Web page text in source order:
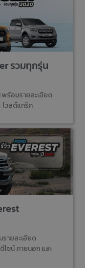
รวมทุกรุ่น
พร้อมรายละเอียด
ไวลด์แทร็ก
รายละเอียด
ไซน์ ภายนอก และ